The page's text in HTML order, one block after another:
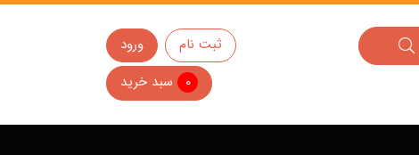
ورود
ثبت نام
0
سبد خرید